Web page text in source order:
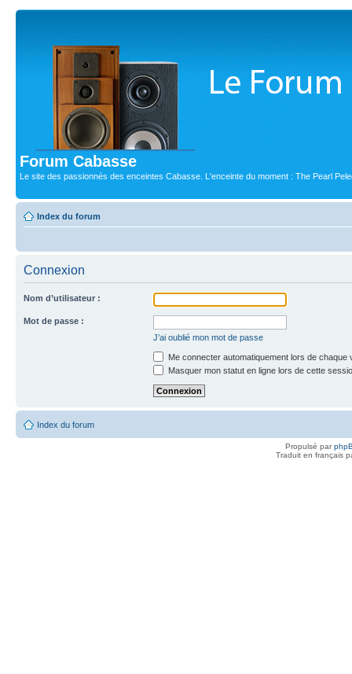
Forum Cabasse
Le site des passionnés des enceintes Cabasse. L'enceinte du moment : The Pearl
Index du forum
Connexion
Nom d’utilisateur :
Mot de passe :
J’ai oublié mon mot de passe
Me connecter automatiquement lors de chaque
Masquer mon statut en ligne lors de cette
Index du forum
Propulsé par
Traduit en français